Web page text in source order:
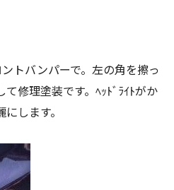
トバンパーで。左の角を擦っ
修理塗装です。ﾍｯﾄﾞﾗｲﾄがか
します。